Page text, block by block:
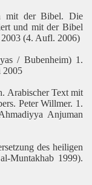
mit der Bibel. Die
und mit der Bibel
(4. Aufl. 2006)
/ Bubenheim) 1.
2005
Arabischer Text mit
Peter Willmer. 1.
Anjuman
des heiligen
Muntakhab 1999).